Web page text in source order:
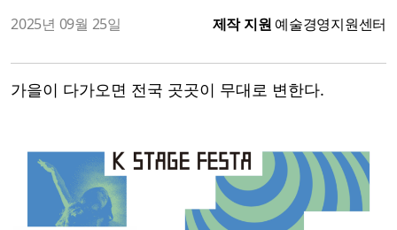
2025년 09월 25일 제작 지원 예술경영지원센터
가을이 다가오면 전국 곳곳이 무대로 변한다.